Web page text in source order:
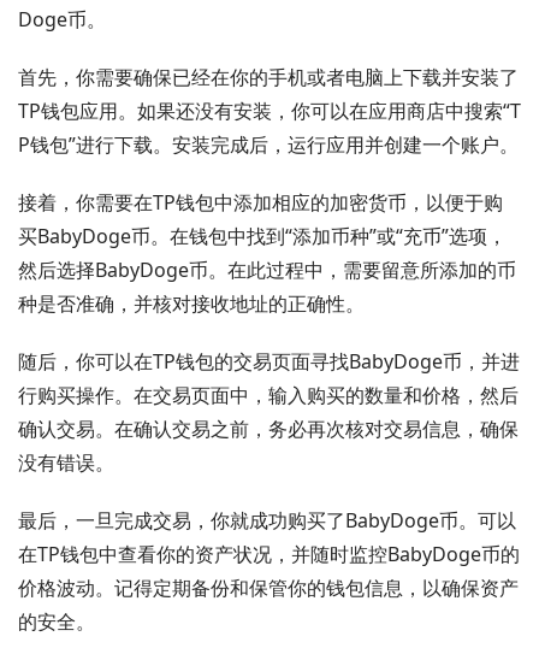
Doge币。
首先，你需要确保已经在你的手机或者电脑上下载并安装了
TP钱包应用。如果还没有安装，你可以在应用商店中搜索“T
P钱包”进行下载。安装完成后，运行应用并创建一个账户。
接着，你需要在TP钱包中添加相应的加密货币，以便于购
买BabyDoge币。在钱包中找到“添加币种”或“充币”选项，
然后选择BabyDoge币。在此过程中，需要留意所添加的币
种是否准确，并核对接收地址的正确性。
随后，你可以在TP钱包的交易页面寻找BabyDoge币，并进
行购买操作。在交易页面中，输入购买的数量和价格，然后
确认交易。在确认交易之前，务必再次核对交易信息，确保
没有错误。
最后，一旦完成交易，你就成功购买了BabyDoge币。可以
在TP钱包中查看你的资产状况，并随时监控BabyDoge币的
价格波动。记得定期备份和保管你的钱包信息，以确保资产
的安全。